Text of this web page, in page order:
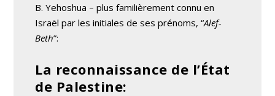
B. Yehoshua – plus familièrement connu en
Israël par les initiales de ses prénoms, “Alef-
Beth”:
La reconnaissance de l’État
de Palestine: